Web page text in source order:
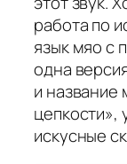
работа по
язык мяо с
одна
и название
цепкости»,
искусные